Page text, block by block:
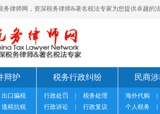
务律师网，资深税务律师&著名税法专家为您提供卓越的
辩护
出口骗税
逃税抗税
税务行政纠纷
行政处罚
税务处理
行政诉讼
行政复议
民商
海外代购
个人税务